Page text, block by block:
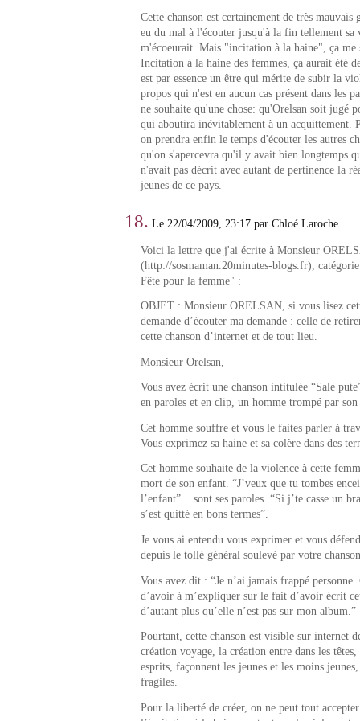
Cette chanson est certainement de très
eu du mal à l'écouter jusqu'à la fin tellement sa
m'écoeurait. Mais "incitation à la haine", ça me
Incitation à la haine des femmes, ça aurait été
est par essence un être qui mérite de subir la
propos qui n'est en aucun cas présent dans les
ne souhaite qu'une chose: qu'Orelsan soit jugé
qui aboutira inévitablement à un acquittement.
on prendra enfin le temps d'écouter les autres
qu'on s'apercevra qu'il y avait bien longtemps
n'avait pas décrit avec autant de pertinence la
jeunes de ce pays.
18. Le 22/04/2009, 23:17 par Chloé Laroche
Voici la lettre que j'ai écrite à Monsieur
(http://sosmaman.20minutes-blogs.fr),
Fête pour la femme" :
OBJET : Monsieur ORELSAN, si vous lisez
demande d’écouter ma demande : celle de
cette chanson d’internet et de tout lieu.
Monsieur Orelsan,
Vous avez écrit une chanson intitulée “Sale
en paroles et en clip, un homme trompé par
Cet homme souffre et vous le faites parler à
Vous exprimez sa haine et sa colère dans des
Cet homme souhaite de la violence à cette
mort de son enfant. “J’veux que tu tombes
l’enfant”... sont ses paroles. “Si j’te casse un
s’est quitté en bons termes”.
Je vous ai entendu vous exprimer et vous
depuis le tollé général soulevé par votre
Vous avez dit : “Je n’ai jamais frappé personne.
d’avoir à m’expliquer sur le fait d’avoir écrit
d’autant plus qu’elle n’est pas sur mon album.”
Pourtant, cette chanson est visible sur internet
création voyage, la création entre dans les
esprits, façonnent les jeunes et les moins
fragiles.
Pour la liberté de créer, on ne peut tout